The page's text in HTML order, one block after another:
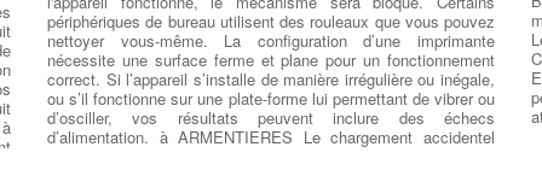
périphériques de bureau utilisent des rouleaux que vous pouvez
nettoyer vous-même. La configuration d’une imprimante
nécessite une surface ferme et plane pour un fonctionnement
correct. Si l’appareil s’installe de manière irrégulière ou inégale,
ou s’il fonctionne sur une plate-forme lui permettant de vibrer ou
d’osciller, vos résultats peuvent inclure des échecs
d’alimentation. à ARMENTIERES Le chargement accidentel